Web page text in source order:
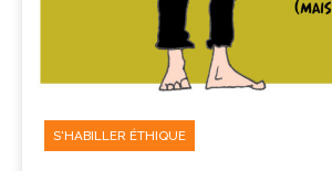
S'HABILLER ÉTHIQUE